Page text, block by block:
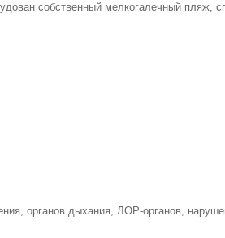
собственный мелкогалечный пляж,
органов дыхания, ЛОР-органов,